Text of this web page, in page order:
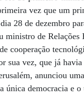
vez que um
28 de dezembro
ministro de
cooperação
sua vez, que já
anunciou
única democracia e